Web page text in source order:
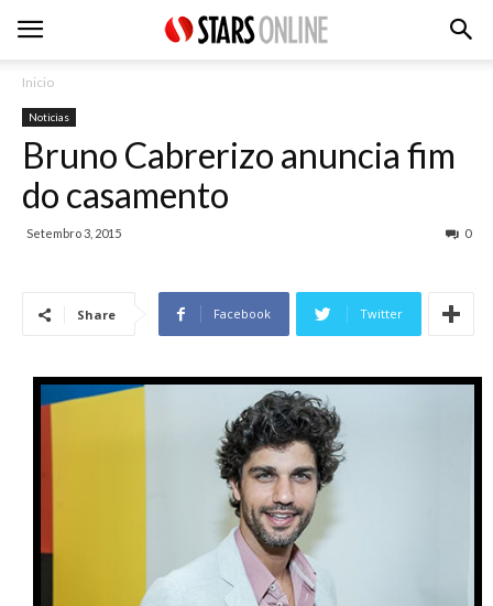
Inicio
Noticias
Bruno Cabrerizo anuncia fim
do casamento
Setembro 3, 2015 0
Share Facebook Twitter